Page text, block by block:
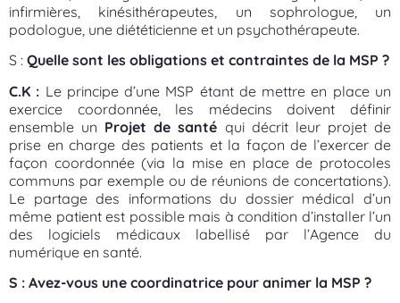
infirmières, kinésithérapeutes, un sophrologue, un
podologue, une diététicienne et un psychothérapeute.
S : Quelle sont les obligations et contraintes de la MSP ?
C.K : Le principe d’une MSP étant de mettre en place un
exercice coordonnée, les médecins doivent définir
ensemble un Projet de santé qui décrit leur projet de
prise en charge des patients et la façon de l’exercer de
façon coordonnée (via la mise en place de protocoles
communs par exemple ou de réunions de concertations).
Le partage des informations du dossier médical d’un
même patient est possible mais à condition d’installer l’un
des logiciels médicaux labellisé par l’Agence du
numérique en santé.
S : Avez-vous une coordinatrice pour animer la MSP ?